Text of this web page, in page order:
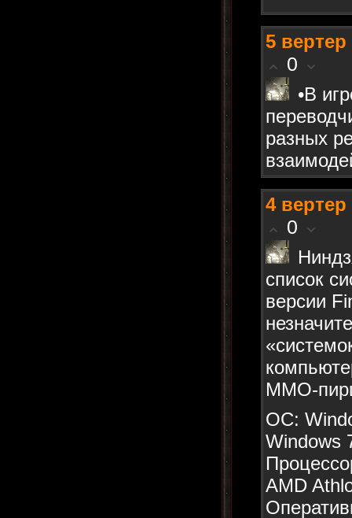
5 вертер
0
•В
разных
4 вертер
0
список
версии
MMO-
ОС:
Windows
AMD